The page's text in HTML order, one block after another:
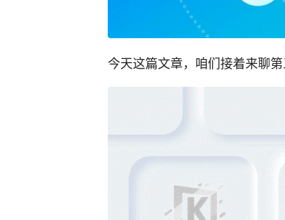
今天这篇文章，咱们接着来聊